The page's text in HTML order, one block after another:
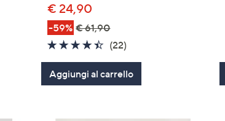
€ 24,90
-59% € 61,90
4.3
5
Stars
(22)
Aggiungi al carrello